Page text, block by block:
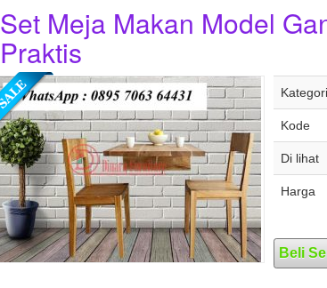
Set Meja Makan Model
Praktis
Kategori
Kode
Di lihat
Harga
Beli